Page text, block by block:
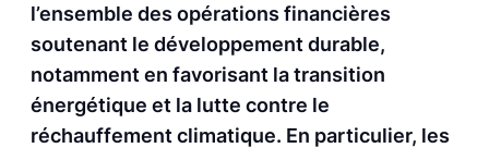
l’ensemble des opérations financières
soutenant le développement durable,
notamment en favorisant la transition
énergétique et la lutte contre le
réchauffement climatique. En particulier, les